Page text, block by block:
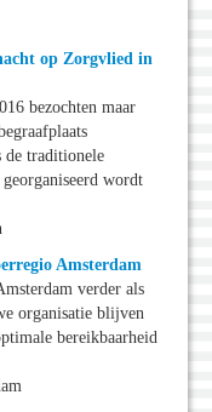
op Zorgvlied in
bezochten maar
de traditionele
wordt
Amsterdam
verder als
organisatie blijven
bereikbaarheid